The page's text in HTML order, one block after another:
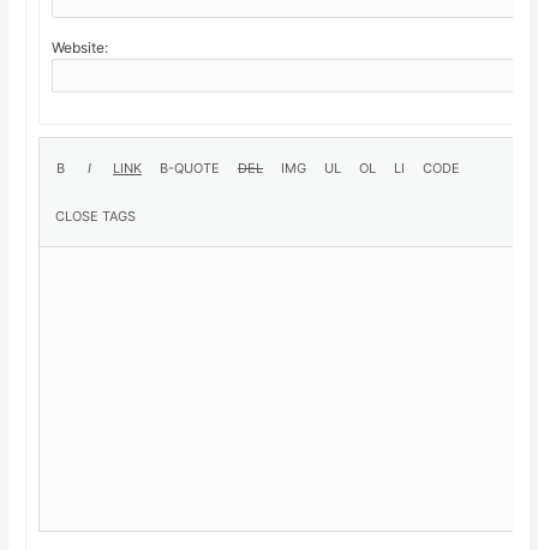
Website: